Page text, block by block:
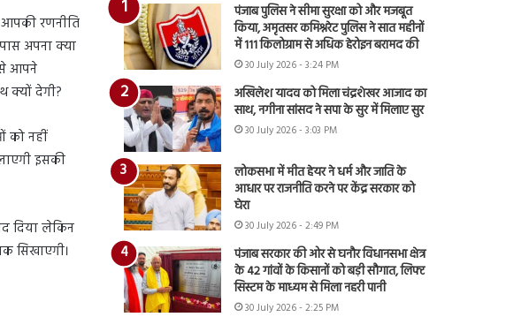
आपकी रणनीति
अपना क्या
से आपने
क्यों देगी?
को नहीं
इसकी
दिया लेकिन
सिखाएगी।
पंजाब पुलिस ने सीमा सुरक्षा को और मजबूत
किया, अमृतसर कमिश्नरेट पुलिस ने सात महीनों
में 111 किलोग्राम से अधिक हेरोइन बरामद की
30 July 2026 - 3:24 PM
अखिलेश यादव को मिला चंद्रशेखर आजाद का
साथ, नगीना सांसद ने सपा के सुर में मिलाए सुर
30 July 2026 - 3:03 PM
लोकसभा में मीत हेयर ने धर्म और जाति के
आधार पर राजनीति करने पर केंद्र सरकार को
घेरा
30 July 2026 - 2:49 PM
पंजाब सरकार की ओर से घनौर विधानसभा क्षेत्र
के 42 गांवों के किसानों को बड़ी सौगात, लिफ्ट
सिस्टम के माध्यम से मिला नहरी पानी
30 July 2026 - 2:25 PM